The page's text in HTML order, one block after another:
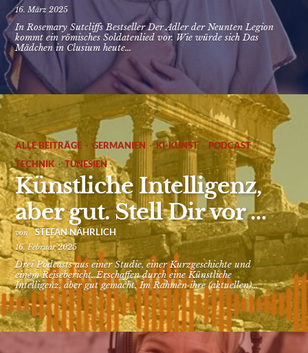
16. März 2025
In Rosemary Sutcliffs Bestseller Der Adler der Neunten Legion
kommt ein römisches Soldatenlied vor. Wie würde sich Das
Mädchen in Clusium heute...
ALLE BEITRÄGE · GERMANIEN · KI-KUNST · PODCAST ·
TECHNIK · TUNESIEN
Künstliche Intelligenz,
aber gut. Stell Dir vor …
von STEFAN NÄHRLICH
16. Februar 2025
Drei Podcasts aus einer Studie, einer Kurzgeschichte und
einem Reisebericht. Erschaffen durch eine Künstliche
Intelligenz, aber gut gemacht. Im Rahmen ihre (aktuellen)...